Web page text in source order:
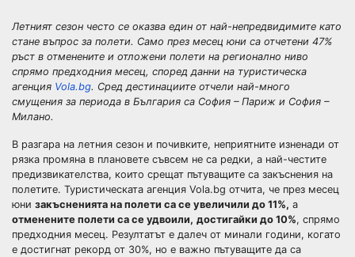
Летният сезон често се оказва един от най-непредвидимите като
стане въпрос за полети. Само през месец юни са отчетени 47%
ръст в отменените и отложени полети на регионално ниво
спрямо предходния месец, според данни на туристическа
агенция Vola.bg. Сред дестинациите отчели най-много
смущения за периода в България са София – Париж и София –
Милано.
В разгара на летния сезон и почивките, неприятните изненади от
рязка промяна в плановете съвсем не са редки, а най-честите
предизвикателства, които срещат пътуващите са закъснения на
полетите. Туристическата агенция Vola.bg отчита, че през месец
юни закъсненията на полети са се увеличили до 11%, а
отменените полети са се удвоили, достигайки до 10%, спрямо
предходния месец. Резултатът е далеч от минали години, когато
е достигнат рекорд от 30%, но е важно пътуващите да са